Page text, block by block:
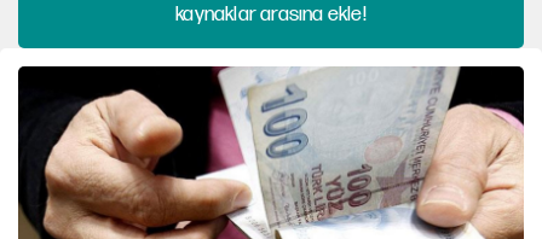
kaynaklar arasına ekle!